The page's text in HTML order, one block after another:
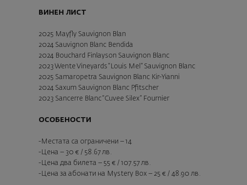
ВИНЕН ЛИСТ
2025 Mayfly Sauvignon Blan
2024 Sauvignon Blanc Bendida
2024 Bouchard Finlayson Sauvignon Blanc
2023 Wente Vineyards “Louis Mel” Sauvignon Blanc
2025 Samaropetra Sauvignon Blanc Kir-Yianni
2024 Saxum Sauvignon Blanc Pfitscher
2023 Sancerre Blanc “Cuvee Silex” Fournier
ОСОБЕНОСТИ
-Местата са ограничени – 14
-Цена – 30 € / 58.67 лв.
-Цена два билета – 55 € / 107.57 лв.
-Цена за абонати на Mystery Box – 25 € / 48.90 лв.